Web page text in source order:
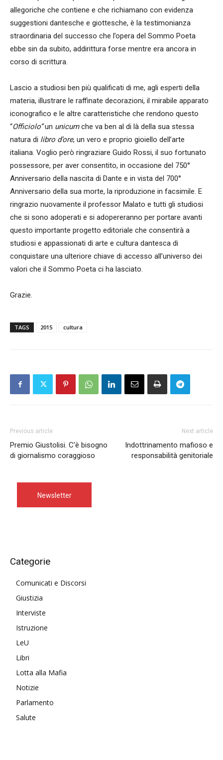
allegoriche che contiene e che richiamano con evidenza
suggestioni dantesche e giottesche, è la testimonianza
straordinaria del successo che l’opera del Sommo Poeta
ebbe sin da subito, addirittura forse mentre era ancora in
corso di scrittura.
Lascio a studiosi ben più qualificati di me, agli esperti della
materia, illustrare le raffinate decorazioni, il mirabile apparato
iconografico e le altre caratteristiche che rendono questo
“Officiolo”un unicumche va ben al di là della sua stessa
natura di libro d’ore, un vero e proprio gioiello dell’arte
italiana. Voglio però ringraziare Guido Rossi, il suo fortunato
possessore, per aver consentito, in occasione del 750°
Anniversario della nascita di Dante e in vista del 700°
Anniversario della sua morte, la riproduzione in facsimile. E
ringrazio nuovamente il professor Malato e tutti gli studiosi
che si sono adoperati e si adopereranno per portare avanti
questo importante progetto editoriale che consentirà a
studiosi e appassionati di arte e cultura dantesca di
conquistare una ulteriore chiave di accesso all’universo dei
valori che il Sommo Poeta ci ha lasciato.
Grazie.
TAGS 2015 cultura
Previous article
Premio Giustolisi. C’è bisogno
di giornalismo coraggioso
Next article
Indottrinamento mafioso e
responsabilità genitoriale
Newsletter
Categorie
Comunicati e Discorsi
Giustizia
Interviste
Istruzione
LeU
Libri
Lotta alla Mafia
Notizie
Parlamento
Salute